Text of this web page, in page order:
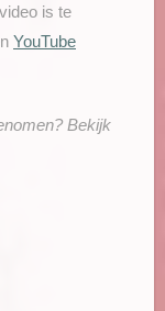
is te
YouTube
Bekijk